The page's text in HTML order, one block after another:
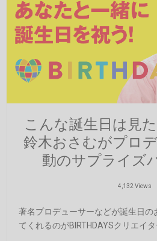
こんな誕生日は見
鈴木おさむがプロ
動のサプライズ
4,132 Views
著名プロデューサーなどが誕生日の
てくれるのがBIRTHDAYSクリエイタ